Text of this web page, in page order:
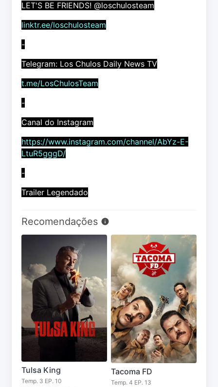
LET'S BE FRIENDS! @loschulosteam
linktr.ee/loschulosteam
-
Telegram: Los Chulos Daily News TV
t.me/LosChulosTeam
-
Canal do Instagram
https://www.instagram.com/channel/AbYz-E-
LtuR5gggD/
-
Trailer Legendado
Recomendações
Tulsa King
Temp. 3 EP. 10
Tacoma FD
Temp. 4 EP. 13